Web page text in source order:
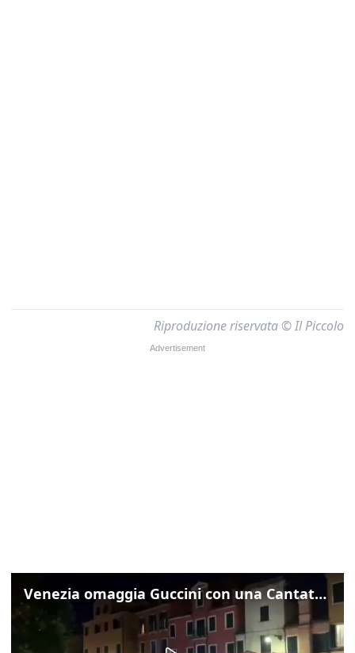
Riproduzione riservata © Il Piccolo
Venezia omaggia Guccini con una Cantata Anarchica in campo Santa Margherita